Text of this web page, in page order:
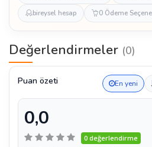
bireysel hesap
0 Ödeme
Değerlendirmeler (0)
Puan özeti En yeni
0,0
0 değerlendirme